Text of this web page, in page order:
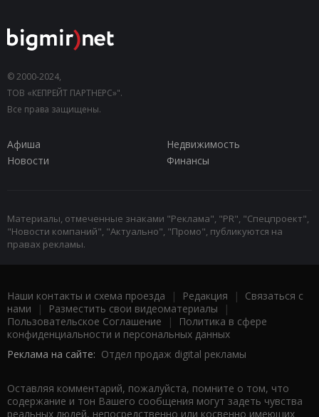
© 2000-2024,
ТОВ «КЕПРЕЙТ ПАРТНЕРС»".
Все права защищены.
Афиша
Недвижимость
Новости
Финансы
Материалы, отмеченные знаками "Реклама", "PR", "Спецпроект",
"Новости компаний", "Актуально", "Промо", публикуются на
правах рекламы.
Наши контакты и схема проезда | Редакция | Связаться с
нами | Разместить свои видеоматериалы |
Пользовательское Соглашение |
Политика в сфере
конфиденциальности и персональных данных
Реклама на сайте: Отдел продаж digital рекламы
Оставляя комментарий, пожалуйста, помните о том, что
содержание и тон Вашего сообщения могут задеть чувства
реальных людей, непосредственно или косвенно имеющих